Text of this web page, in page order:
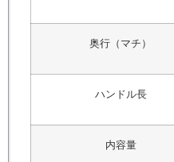
奥行（マチ）
ハンドル長
内容量